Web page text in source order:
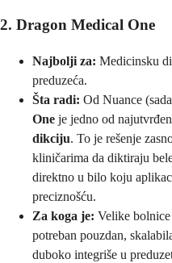
2. Dragon Medical One
Najbolji za: Medicinsku
preduzeća.
Šta radi: Od Nuance
One je jedno od
dikciju. To je rešenje
kliničarima da diktiraju
direktno u bilo koju
preciznošću.
Za koga je: Velike
potreban pouzdan,
duboko integriše u